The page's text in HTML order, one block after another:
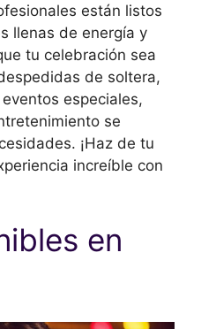
están listos
llenas de energía y
tu celebración sea
de soltera,
especiales,
se
¡Haz de tu
increíble con
en